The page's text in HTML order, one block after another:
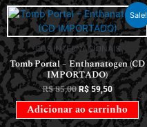
Sale!
CDS INTERNACIONAIS
Tomb Portal – Enthanatogen (CD
IMPORTADO)
R$85,00 R$59,50
Adicionar ao carrinho